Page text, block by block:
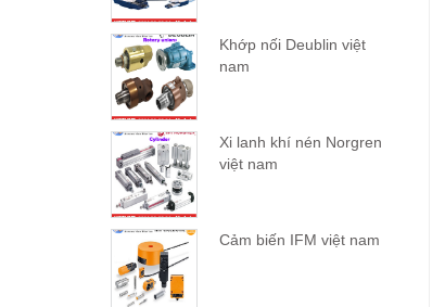
Khớp nối Deublin việt
nam
Xi lanh khí nén Norgren
việt nam
Cảm biến IFM việt nam